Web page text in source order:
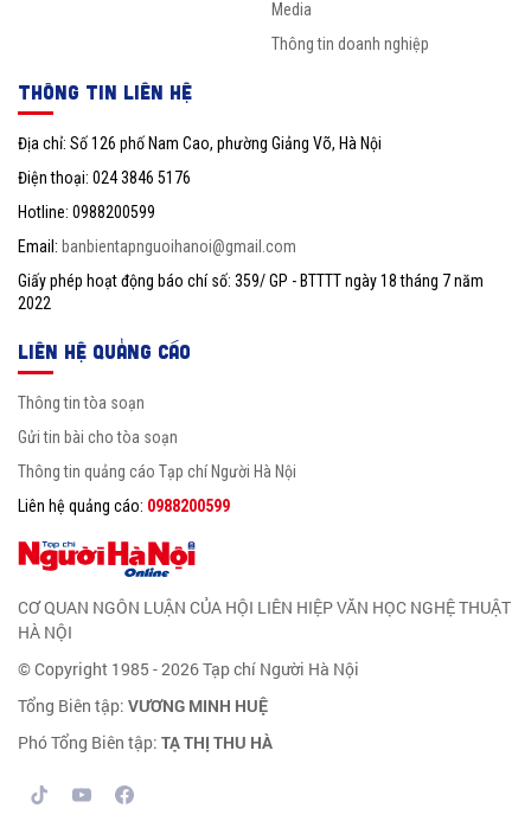
CƠ QUAN NGÔN LUẬN CỦA HỘI LIÊN HIỆP VĂN HỌC NGHỆ THUẬT
HÀ NỘI
© Copyright 1985 - 2026 Tạp chí Người Hà Nội
Tổng Biên tập: VƯƠNG MINH HUỆ
Phó Tổng Biên tập: TẠ THỊ THU HÀ
Media
Thông tin doanh nghiệp
THÔNG TIN LIÊN HỆ
Địa chỉ: Số 126 phố Nam Cao, phường Giảng Võ, Hà Nội
Điện thoại: 024 3846 5176
Hotline: 0988200599
Email: banbientapnguoihanoi@gmail.com
Giấy phép hoạt động báo chí số: 359/ GP - BTTTT ngày 18 tháng 7 năm
2022
LIÊN HỆ QUẢNG CÁO
Thông tin tòa soạn
Gửi tin bài cho tòa soạn
Thông tin quảng cáo Tạp chí Người Hà Nội
Liên hệ quảng cáo: 0988200599